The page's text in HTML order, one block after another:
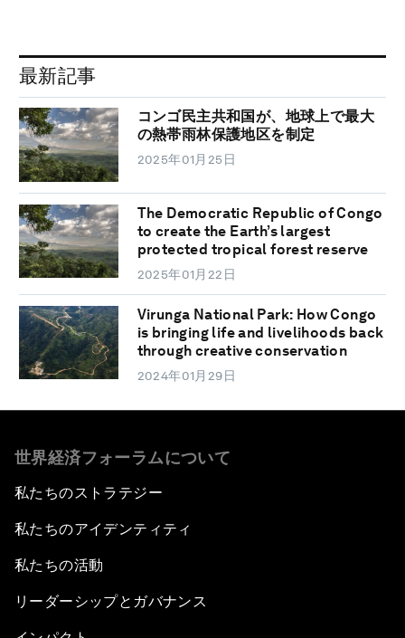
最新記事
コンゴ民主共和国が、地球上で最大
の熱帯雨林保護地区を制定
2025年01月25日
The Democratic Republic of Congo
to create the Earth’s largest
protected tropical forest reserve
2025年01月22日
Virunga National Park: How Congo
is bringing life and livelihoods back
through creative conservation
2024年01月29日
世界経済フォーラムについて
私たちのストラテジー
私たちのアイデンティティ
私たちの活動
リーダーシップとガバナンス